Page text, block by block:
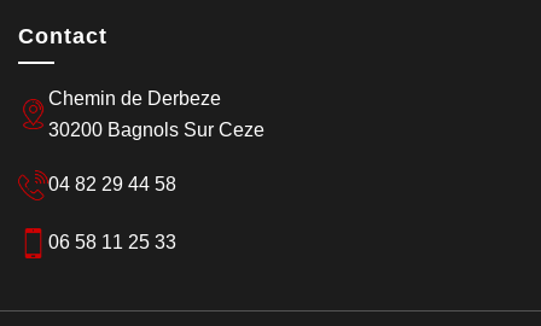
Contact
Chemin de Derbeze
30200 Bagnols Sur Ceze
04 82 29 44 58
06 58 11 25 33